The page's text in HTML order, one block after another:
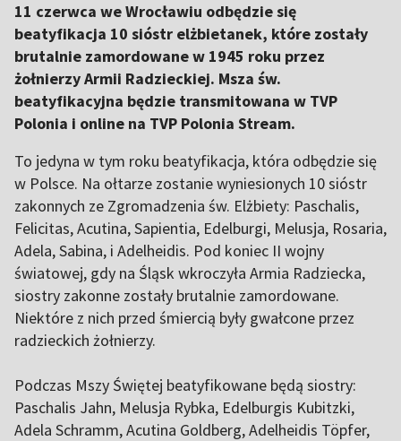
11 czerwca we Wrocławiu odbędzie się
beatyfikacja 10 sióstr elżbietanek, które zostały
brutalnie zamordowane w 1945 roku przez
żołnierzy Armii Radzieckiej. Msza św.
beatyfikacyjna będzie transmitowana w TVP
Polonia i online na TVP Polonia Stream.
To jedyna w tym roku beatyfikacja, która odbędzie się
w Polsce. Na ołtarze zostanie wyniesionych 10 sióstr
zakonnych ze Zgromadzenia św. Elżbiety: Paschalis,
Felicitas, Acutina, Sapientia, Edelburgi, Melusja, Rosaria,
Adela, Sabina, i Adelheidis. Pod koniec II wojny
światowej, gdy na Śląsk wkroczyła Armia Radziecka,
siostry zakonne zostały brutalnie zamordowane.
Niektóre z nich przed śmiercią były gwałcone przez
radzieckich żołnierzy.
Podczas Mszy Świętej beatyfikowane będą siostry:
Paschalis Jahn, Melusja Rybka, Edelburgis Kubitzki,
Adela Schramm, Acutina Goldberg, Adelheidis Töpfer,